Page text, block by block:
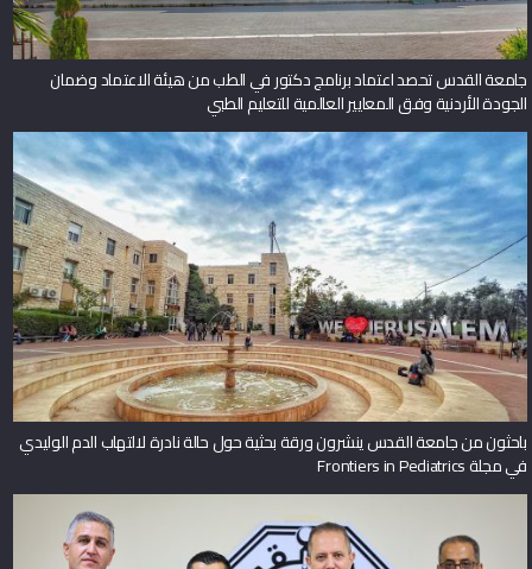
جامعة القدس تحصد اعتماد برنامج دكتور في الطب من هيئة الاعتماد وضمان
الجودة الأردنية وفق المعايير العالمية للتعليم الطبي
باحثون من جامعة القدس ينشرون ورقة بحثية حول حالة نادرة لالتهاب الدم الوليدي
في مجلة Frontiers in Pediatrics